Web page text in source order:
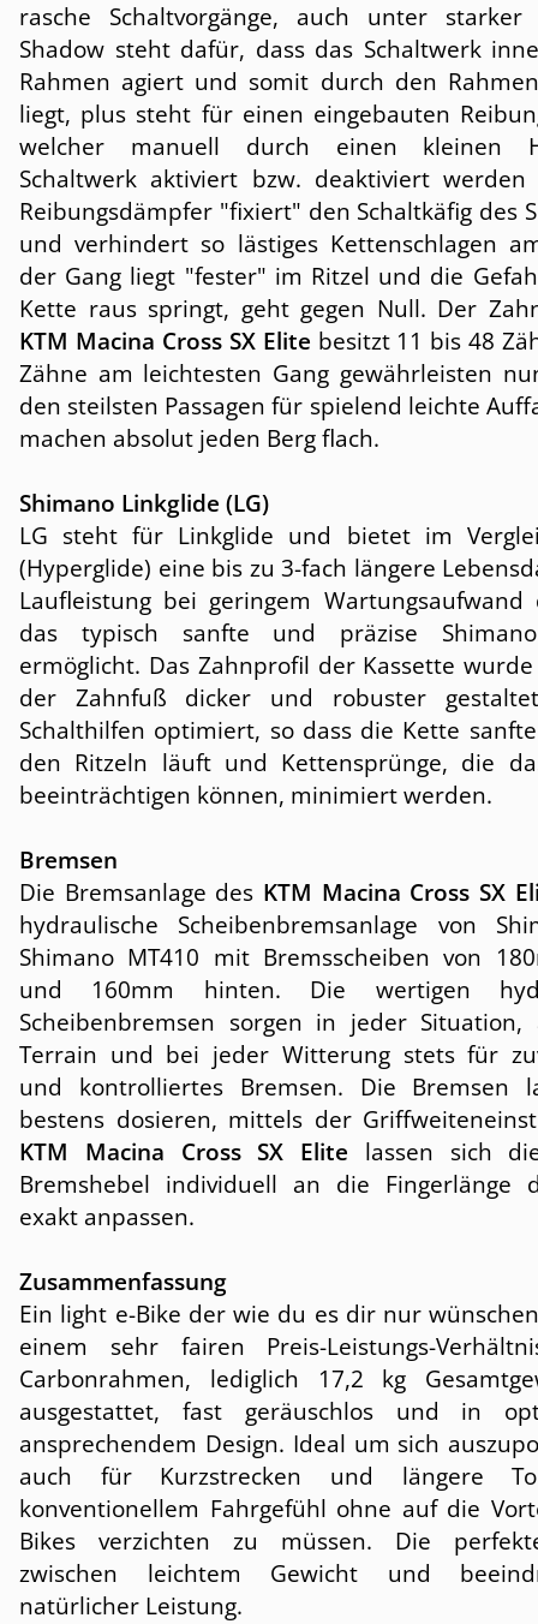
rasche Schaltvorgänge, auch unter starker
Shadow steht dafür, dass das Schaltwerk
Rahmen agiert und somit durch den
liegt, plus steht für einen eingebauten
welcher manuell durch einen kleinen
Schaltwerk aktiviert bzw. deaktiviert
Reibungsdämpfer "fixiert" den Schaltkäfig des
und verhindert so lästiges Kettenschlagen
der Gang liegt "fester" im Ritzel und die
Kette raus springt, geht gegen Null. Der
KTM Macina Cross SX Elite besitzt 11 bis 48
Zähne am leichtesten Gang gewährleisten
den steilsten Passagen für spielend leichte
machen absolut jeden Berg flach.
Shimano Linkglide (LG)
LG steht für Linkglide und bietet im
(Hyperglide) eine bis zu 3-fach längere
Laufleistung bei geringem Wartungsaufwand
das typisch sanfte und präzise
ermöglicht. Das Zahnprofil der Kassette
der Zahnfuß dicker und robuster
Schalthilfen optimiert, so dass die Kette
den Ritzeln läuft und Kettensprünge, die
beeinträchtigen können, minimiert werden.
Bremsen
Die Bremsanlage des KTM Macina Cross SX
hydraulische Scheibenbremsanlage von
Shimano MT410 mit Bremsscheiben von
und 160mm hinten. Die wertigen
Scheibenbremsen sorgen in jeder
Terrain und bei jeder Witterung stets für
und kontrolliertes Bremsen. Die Bremsen
bestens dosieren, mittels der
KTM Macina Cross SX Elite lassen sich
Bremshebel individuell an die Fingerlänge
exakt anpassen.
Zusammenfassung
Ein light e-Bike der wie du es dir nur
einem sehr fairen Preis-Leistungs-
Carbonrahmen, lediglich 17,2 kg
ausgestattet, fast geräuschlos und in
ansprechendem Design. Ideal um sich
auch für Kurzstrecken und längere
konventionellem Fahrgefühl ohne auf die
Bikes verzichten zu müssen. Die
zwischen leichtem Gewicht und
natürlicher Leistung.